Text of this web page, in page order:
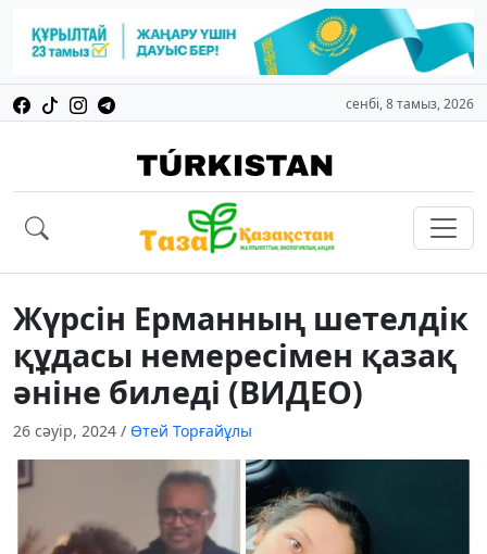
сенбі, 8 тамыз, 2026
Жүрсін Ерманның шетелдік
құдасы немересімен қазақ
әніне биледі (ВИДЕО)
26 сәуір, 2024 / Өтей Торғайұлы